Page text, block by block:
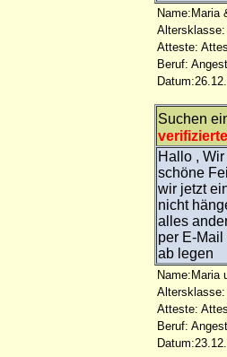
Name:Maria
Altersklasse:
Atteste:
Beruf:
Suchen
Hallo ,
schöne
wir jetzt
nicht
alles
per E-
ab legen
Name:Maria
Altersklasse:
Atteste:
Beruf: